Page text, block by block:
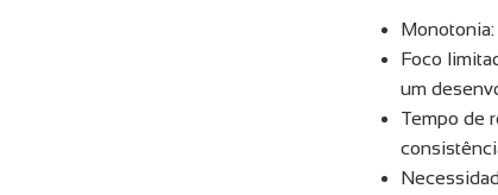
Foco
um
Tempo de